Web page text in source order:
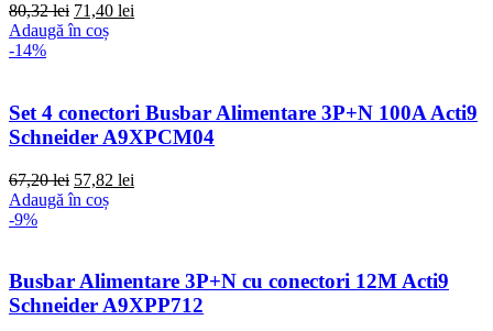
80,32lei 71,40 lei
Adaugă în coș
-14%
Set 4 conectori Busbar Alimentare 3P+N 100A Acti9
Schneider A9XPCM04
67,20lei 57,82 lei
Adaugă în coș
-9%
Busbar Alimentare 3P+N cu conectori 12M Acti9
Schneider A9XPP712